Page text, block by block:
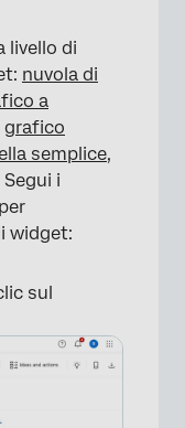
livello di
nuvola di
a
grafico
semplice,
i
widget:
sul